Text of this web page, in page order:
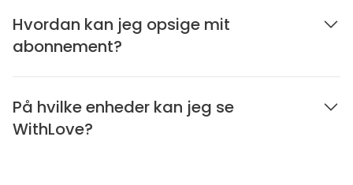
Hvordan kan jeg opsige mit
abonnement?
På hvilke enheder kan jeg se
WithLove?